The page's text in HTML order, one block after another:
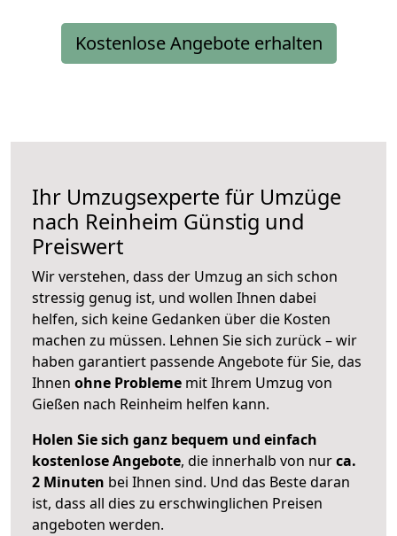
Kostenlose Angebote erhalten
Ihr Umzugsexperte für Umzüge
nach Reinheim Günstig und
Preiswert
Wir verstehen, dass der Umzug an sich schon
stressig genug ist, und wollen Ihnen dabei
helfen, sich keine Gedanken über die Kosten
machen zu müssen. Lehnen Sie sich zurück – wir
haben garantiert passende Angebote für Sie, das
Ihnen ohne Probleme mit Ihrem Umzug von
Gießen nach Reinheim helfen kann.
Holen Sie sich ganz bequem und einfach
kostenlose Angebote, die innerhalb von nurca.
2 Minuten bei Ihnen sind. Und das Beste daran
ist, dass all dies zu erschwinglichen Preisen
angeboten werden.